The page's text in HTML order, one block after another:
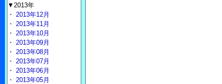
▼2013年
・ 2013年12月
・ 2013年11月
・ 2013年10月
・ 2013年09月
・ 2013年08月
・ 2013年07月
・ 2013年06月
・ 2013年05月